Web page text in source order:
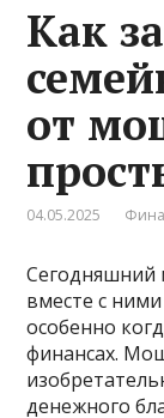
Как
от
04.05.2025
Сегодняшний
вместе с
особенно
финансах.
денежного